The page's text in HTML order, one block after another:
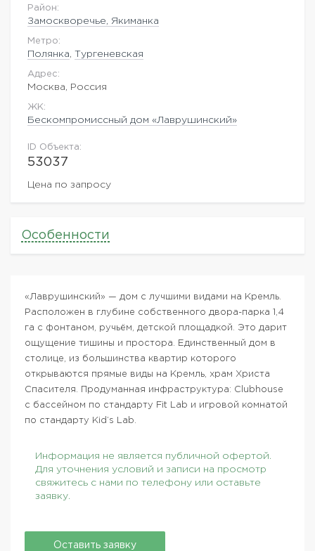
Район:
Замоскворечье, Якиманка
Метро:
Полянка Тургеневская
Адрес:
Москва, Россия
ЖK:
Бескомпромиссный дом «Лаврушинский»
ID Объекта:
53037
Цена по запросу
Особенности
«Лаврушинский» — дом с лучшими видами на Кремль.
Расположен в глубине собственного двора-парка 1,4
га с фонтаном, ручьём, детской площадкой. Это дарит
ощущение тишины и простора. Единственный дом в
столице, из большинства квартир которого
открываются прямые виды на Кремль, храм Христа
Спасителя. Продуманная инфраструктура: Clubhouse
с бассейном по стандарту Fit Lab и игровой комнатой
по стандарту Kid’s Lab.
Информация не является публичной офертой.
Для уточнения условий и записи на просмотр
свяжитесь с нами по телефону или оставьте
заявку.
Оставить заявку